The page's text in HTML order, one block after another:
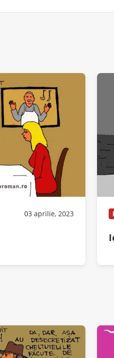
03 aprilie, 2023